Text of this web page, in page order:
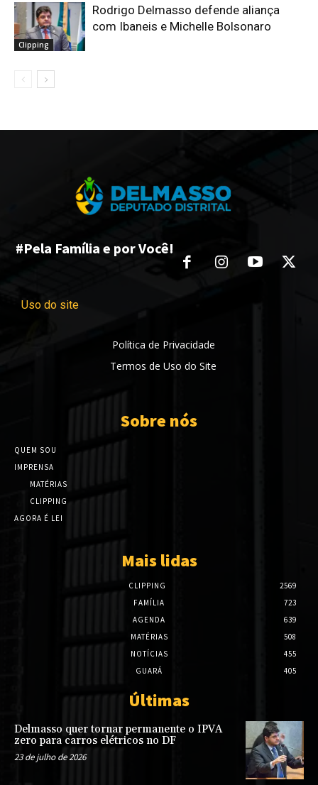
Clipping
Rodrigo Delmasso defende aliança
com Ibaneis e Michelle Bolsonaro
#Pela Família e por Você!
Uso do site
Política de Privacidade
Termos de Uso do Site
Sobre nós
QUEM SOU
IMPRENSA
MATÉRIAS
CLIPPING
AGORA É LEI
Mais lidas
CLIPPING
2569
FAMÍLIA
723
AGENDA
639
MATÉRIAS
508
NOTÍCIAS
455
GUARÁ
405
Últimas
Delmasso quer tornar permanente o IPVA
zero para carros elétricos no DF
23 de julho de 2026